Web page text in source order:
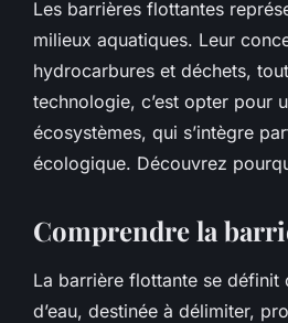
Les barrières flottantes
milieux aquatiques. Leur
hydrocarbures et déchets,
technologie, c’est opter pour
écosystèmes, qui s’intègre
écologique. Découvrez
Comprendre la
La barrière flottante se définit
d’eau, destinée à délimiter,